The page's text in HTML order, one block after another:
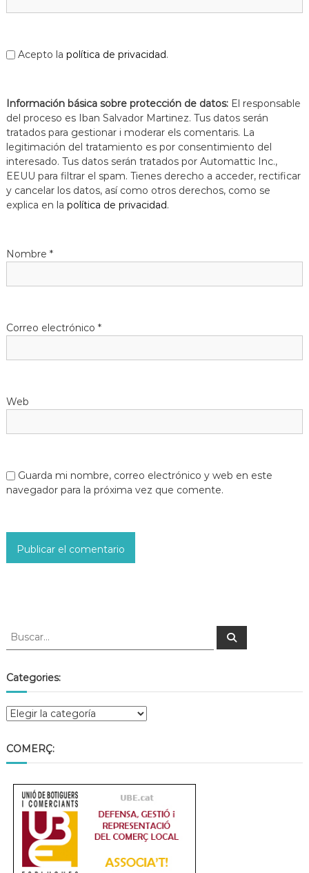
Acepto la política de privacidad.
Información básica sobre protección de datos: El responsable
del proceso es Iban Salvador Martinez. Tus datos serán
tratados para gestionar i moderar els comentaris. La
legitimación del tratamiento es por consentimiento del
interesado. Tus datos serán tratados por Automattic Inc.,
EEUU para filtrar el spam. Tienes derecho a acceder, rectificar
y cancelar los datos, así como otros derechos, como se
explica en la política de privacidad.
Nombre *
Correo electrónico *
Web
Guarda mi nombre, correo electrónico y web en este
navegador para la próxima vez que comente.
Categories:
COMERÇ: